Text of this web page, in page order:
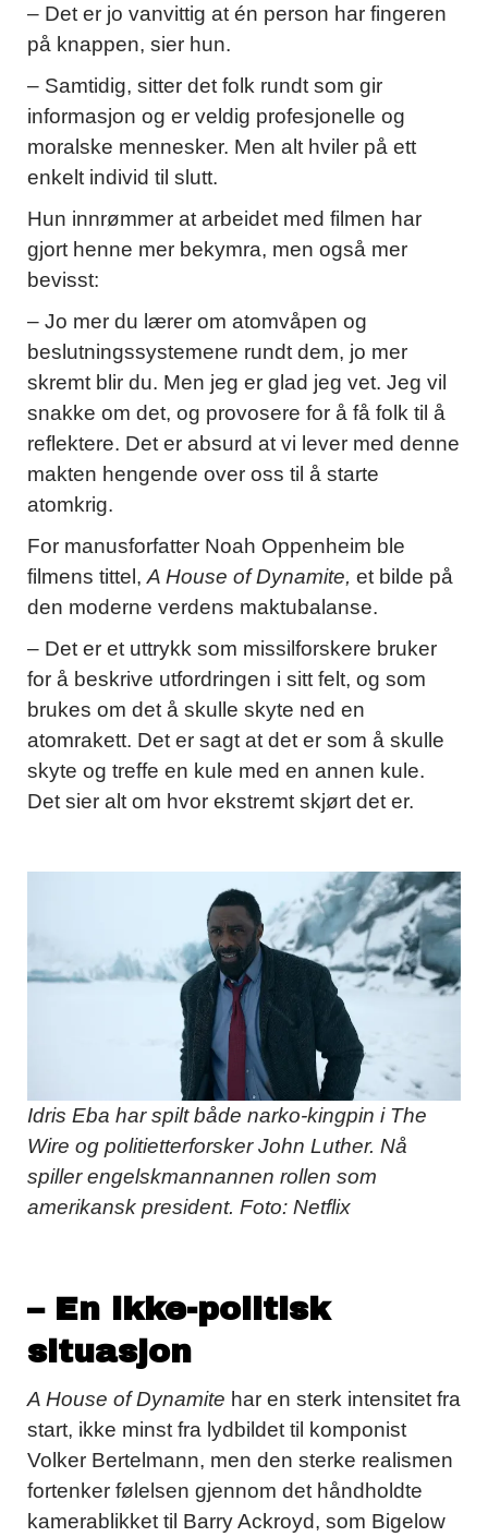
– Det er jo vanvittig at én person har fingeren
på knappen, sier hun.
– Samtidig, sitter det folk rundt som gir
informasjon og er veldig profesjonelle og
moralske mennesker. Men alt hviler på ett
enkelt individ til slutt.
Hun innrømmer at arbeidet med filmen har
gjort henne mer bekymra, men også mer
bevisst:
– Jo mer du lærer om atomvåpen og
beslutningssystemene rundt dem, jo mer
skremt blir du. Men jeg er glad jeg vet. Jeg vil
snakke om det, og provosere for å få folk til å
reflektere. Det er absurd at vi lever med denne
makten hengende over oss til å starte
atomkrig.
For manusforfatter Noah Oppenheim ble
filmens tittel, A House of Dynamite, et bilde på
den moderne verdens maktubalanse.
– Det er et uttrykk som missilforskere bruker
for å beskrive utfordringen i sitt felt, og som
brukes om det å skulle skyte ned en
atomrakett. Det er sagt at det er som å skulle
skyte og treffe en kule med en annen kule.
Det sier alt om hvor ekstremt skjørt det er.
Idris Eba har spilt både narko-kingpin i The
Wire og politietterforsker John Luther. Nå
spiller engelskmannannen rollen som
amerikansk president. Foto: Netflix
– En ikke-politisk
situasjon
A House of Dynamite har en sterk intensitet fra
start, ikke minst fra lydbildet til komponist
Volker Bertelmann, men den sterke realismen
fortenker følelsen gjennom det håndholdte
kamerablikket til Barry Ackroyd, som Bigelow